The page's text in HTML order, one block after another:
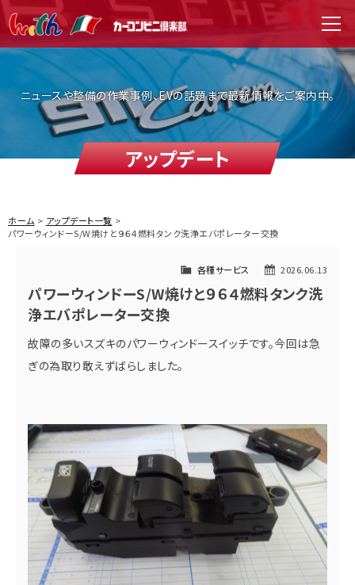
WITH（ウィズ） menu
ニュースや整備の作業事例、EVの話題まで最新情報をご案内中。
アップデート
ホーム
アップデート一覧
パワーウィンドーS/W焼けと９６４燃料タンク洗浄エバポレーター交換
2026.06.13
各種サービス
パワーウィンドーS/W焼けと９６４燃料タンク洗
浄エバポレーター交換
故障の多いスズキのパワーウィンドースイッチです。今回は急
ぎの為取り敢えずばらしました。